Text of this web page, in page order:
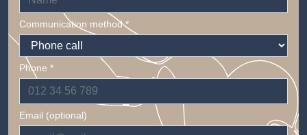
Communication method *
Phone *
Email (optional)